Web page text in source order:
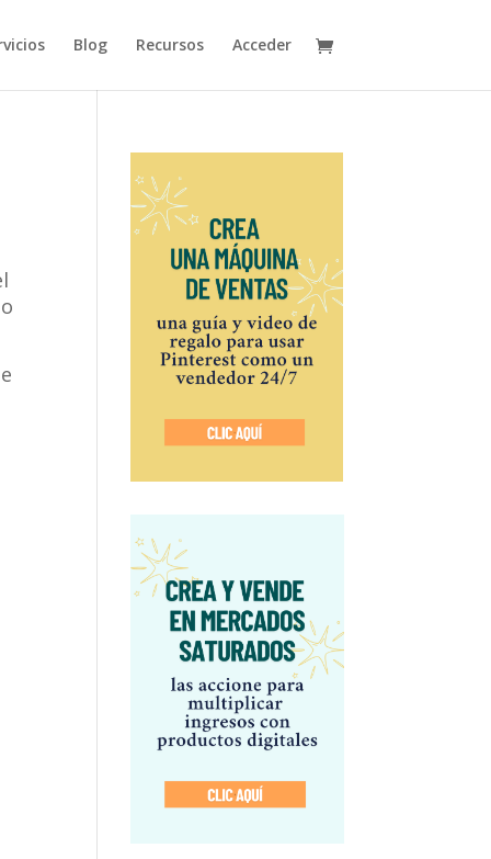
Blog Recursos Acceder